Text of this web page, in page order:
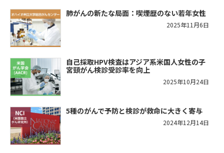
肺がんの新たな局面：喫煙歴のない若年女性
2025年11月6日
自己採取HPV検査はアジア系米国人女性の子
宮頸がん検診受診率を向上
2025年10月24日
5種のがんで予防と検診が救命に大きく寄与
2024年12月14日